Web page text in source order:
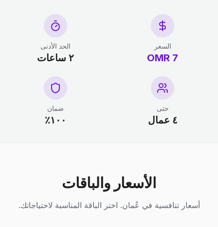
السعر
7 OMR
الحد الأدنى
٢ ساعات
حتى
٤ عمال
ضمان
١٠٠٪
الأسعار والباقات
أسعار تنافسية في عُمان. اختر الباقة المناسبة لاحتياجاتك.